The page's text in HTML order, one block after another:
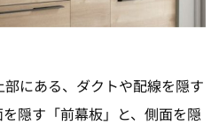
にある、ダクトや配線を隠す
隠す「前幕板」と、側面を隠